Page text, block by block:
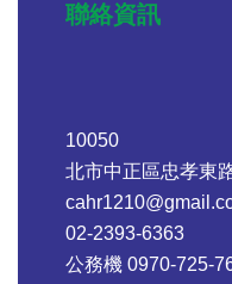
聯絡資訊
10050
北市中正區忠孝東
02-2393-6363
公務機 0970-725-